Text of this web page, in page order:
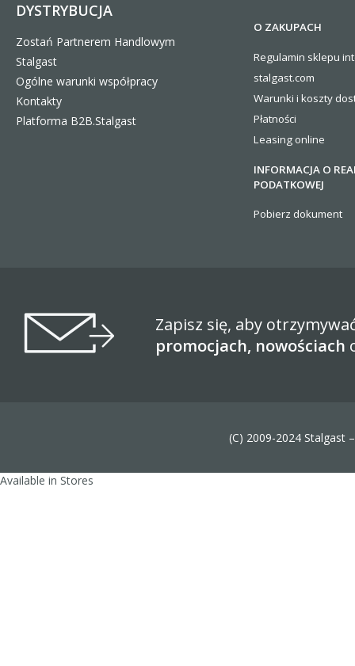
DYSTRYBUCJA
Zostań Partnerem Handlowym
Stalgast
Ogólne warunki współpracy
Kontakty
Platforma B2B.Stalgast
O ZAKUPACH
Regulamin sklepu
stalgast.com
Warunki i koszty
Płatności
Leasing online
INFORMACJA O
PODATKOWEJ
Pobierz dokument
Zapisz się, aby
promocjach, nowościach
(C) 2009-2024 Stalgast
Available in Stores